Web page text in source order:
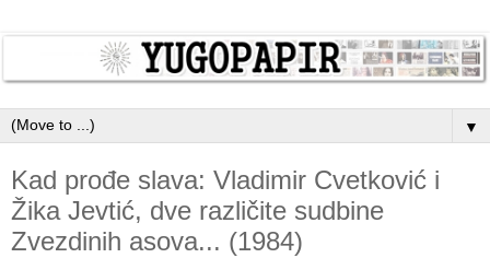
▼
Kad prođe slava: Vladimir Cvetković i
Žika Jevtić, dve različite sudbine
Zvezdinih asova... (1984)